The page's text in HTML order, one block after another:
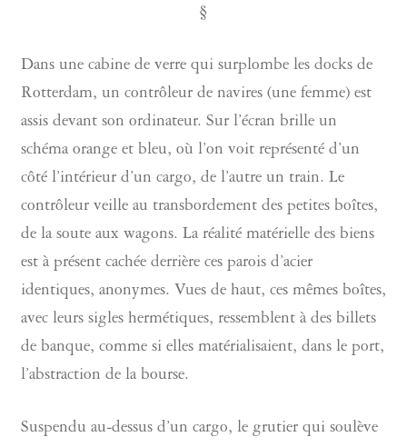
§
Dans une cabine de verre qui surplombe les docks de
Rotterdam, un contrôleur de navires (une femme) est
assis devant son ordinateur. Sur l’écran brille un
schéma orange et bleu, où l’on voit représenté d’un
côté l’intérieur d’un cargo, de l’autre un train. Le
contrôleur veille au transbordement des petites boîtes,
de la soute aux wagons. La réalité matérielle des biens
est à présent cachée derrière ces parois d’acier
identiques, anonymes. Vues de haut, ces mêmes boîtes,
avec leurs sigles hermétiques, ressemblent à des billets
de banque, comme si elles matérialisaient, dans le port,
l’abstraction de la bourse.
Suspendu au-dessus d’un cargo, le grutier qui soulève